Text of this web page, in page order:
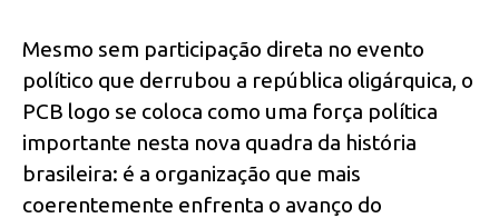
Mesmo sem participação direta no evento
político que derrubou a república oligárquica, o
PCB logo se coloca como uma força política
importante nesta nova quadra da história
brasileira: é a organização que mais
coerentemente enfrenta o avanço do